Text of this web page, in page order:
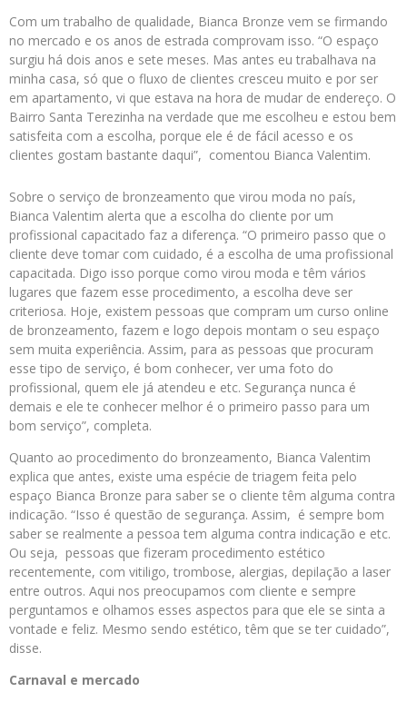
Com um trabalho de qualidade, Bianca Bronze vem se firmando
no mercado e os anos de estrada comprovam isso. “O espaço
surgiu há dois anos e sete meses. Mas antes eu trabalhava na
minha casa, só que o fluxo de clientes cresceu muito e por ser
em apartamento, vi que estava na hora de mudar de endereço. O
Bairro Santa Terezinha na verdade que me escolheu e estou bem
satisfeita com a escolha, porque ele é de fácil acesso e os
clientes gostam bastante daqui”, comentou Bianca Valentim.
Sobre o serviço de bronzeamento que virou moda no país,
Bianca Valentim alerta que a escolha do cliente por um
profissional capacitado faz a diferença. “O primeiro passo que o
cliente deve tomar com cuidado, é a escolha de uma profissional
capacitada. Digo isso porque como virou moda e têm vários
lugares que fazem esse procedimento, a escolha deve ser
criteriosa. Hoje, existem pessoas que compram um curso online
de bronzeamento, fazem e logo depois montam o seu espaço
sem muita experiência. Assim, para as pessoas que procuram
esse tipo de serviço, é bom conhecer, ver uma foto do
profissional, quem ele já atendeu e etc. Segurança nunca é
demais e ele te conhecer melhor é o primeiro passo para um
bom serviço”, completa.
Quanto ao procedimento do bronzeamento, Bianca Valentim
explica que antes, existe uma espécie de triagem feita pelo
espaço Bianca Bronze para saber se o cliente têm alguma contra
indicação. “Isso é questão de segurança. Assim, é sempre bom
saber se realmente a pessoa tem alguma contra indicação e etc.
Ou seja, pessoas que fizeram procedimento estético
recentemente, com vitiligo, trombose, alergias, depilação a laser
entre outros. Aqui nos preocupamos com cliente e sempre
perguntamos e olhamos esses aspectos para que ele se sinta a
vontade e feliz. Mesmo sendo estético, têm que se ter cuidado”,
disse.
Carnaval e mercado